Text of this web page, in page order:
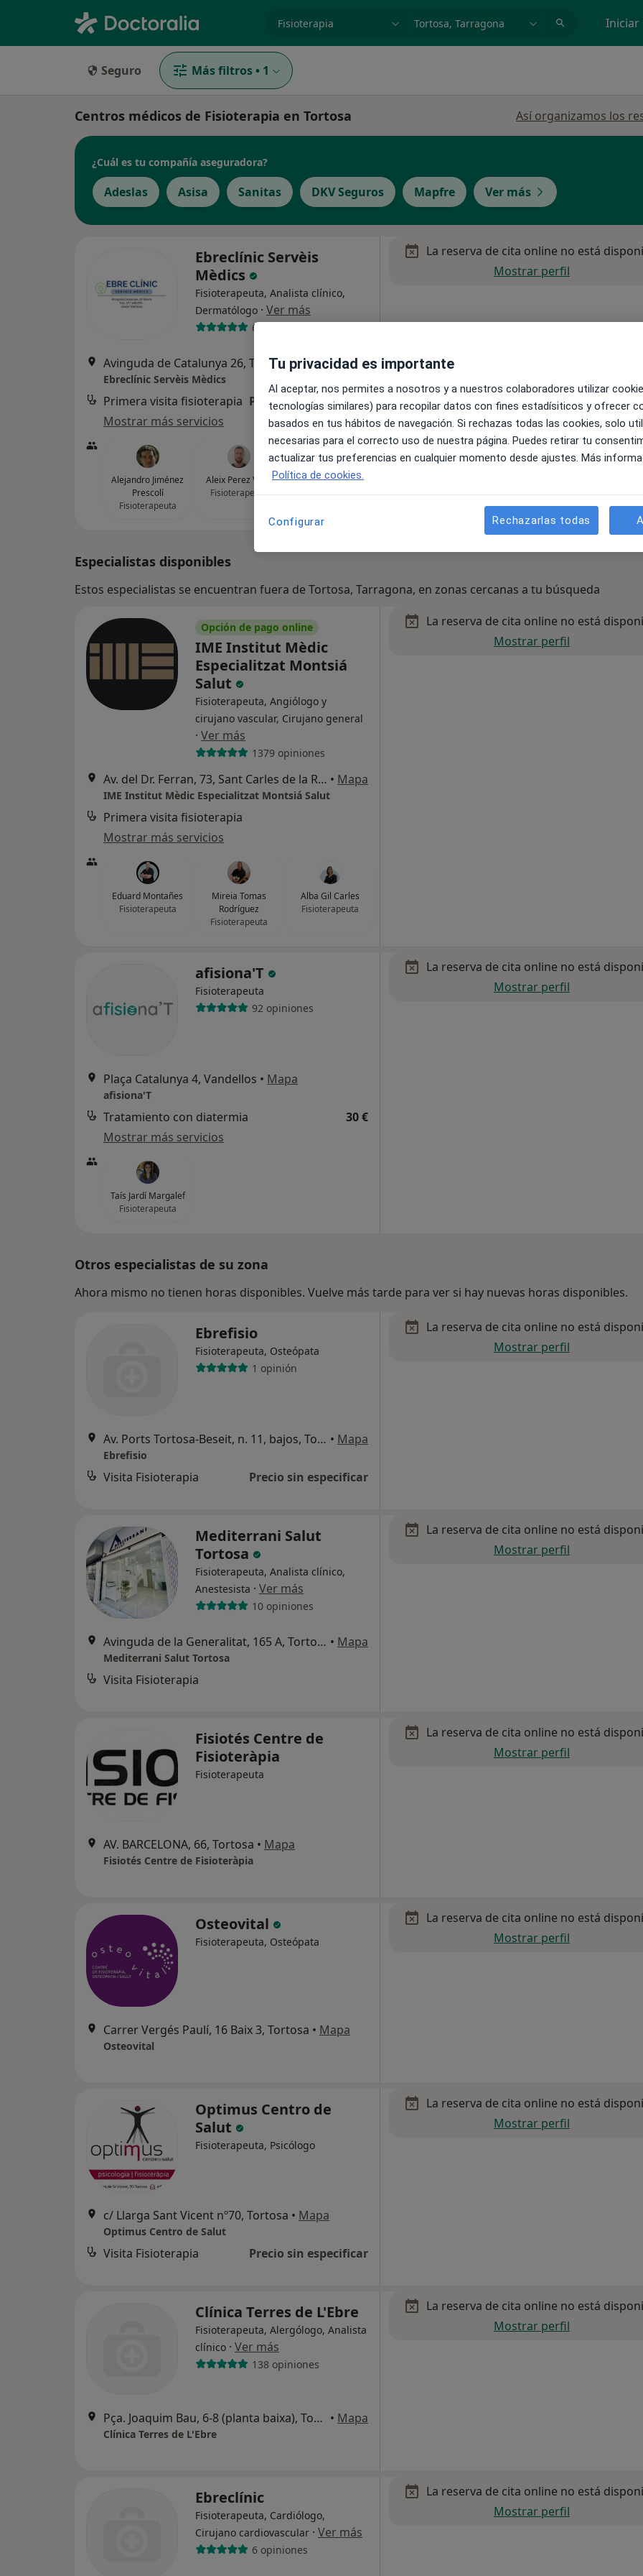
Iniciar
Seguro Más filtros • 1
Centros médicos de Fisioterapia en Tortosa Así organizamos los
¿Cuál es tu compañía aseguradora?
Adeslas Asisa Sanitas DKV Seguros Mapfre Ver más
Ebreclínic Servèis
Mèdics
Fisioterapeuta, Analista clínico,
Dermatólogo · Ver más
688 opiniones
Avinguda de Catalunya 26, Tortosa• Mapa
Ebreclínic Servèis Mèdics
Primera visita fisioterapia Precio sin especificar
Mostrar más servicios
Alejandro Jiménez
Prescolí
Fisioterapeuta
Aleix Perez Vidal
Fisioterapeuta
La reserva de cita online no está
Mostrar perfil
Especialistas disponibles
Estos especialistas se encuentran fuera de Tortosa, Tarragona, en zonas cercanas a tu búsqueda
Opción de pago online
IME Institut Mèdic
Especialitzat Montsiá
Salut
Fisioterapeuta, Angiólogo y
cirujano vascular, Cirujano general
· Ver más
1379 opiniones
Av. del Dr. Ferran, 73, Sant Carles de la Ràpita • Mapa
IME Institut Mèdic Especialitzat Montsiá Salut
Primera visita fisioterapia
Mostrar más servicios
Eduard Montañes
Fisioterapeuta
Mireia Tomas
Rodríguez
Fisioterapeuta
Alba Gil Carles
Fisioterapeuta
La reserva de cita online no está
Mostrar perfil
afisiona'T
Fisioterapeuta
92 opiniones
Plaça Catalunya 4, Vandellos • Mapa
afisiona'T
Tratamiento con diatermia
30 €
Mostrar más servicios
Taís Jardí Margalef
Fisioterapeuta
La reserva de cita online no está
Mostrar perfil
Otros especialistas de su zona
Ahora mismo no tienen horas disponibles. Vuelve más tarde para ver si hay nuevas horas disponibles.
Ebrefisio
Fisioterapeuta, Osteópata
1 opinión
Av. Ports Tortosa-Beseit, n. 11, bajos, Tortosa • Mapa
Ebrefisio
Visita Fisioterapia Precio sin especificar
La reserva de cita online no está
Mostrar perfil
Mediterrani Salut
Tortosa
Fisioterapeuta, Analista clínico,
Anestesista · Ver más
10 opiniones
Avinguda de la Generalitat, 165 A, Tortosa • Mapa
Mediterrani Salut Tortosa
Visita Fisioterapia
La reserva de cita online no está
Mostrar perfil
Fisiotés Centre de
Fisioteràpia
Fisioterapeuta
AV. BARCELONA, 66, Tortosa • Mapa
Fisiotés Centre de Fisioteràpia
La reserva de cita online no está
Mostrar perfil
Osteovital
Fisioterapeuta, Osteópata
Carrer Vergés Paulí, 16 Baix 3, Tortosa • Mapa
Osteovital
La reserva de cita online no está
Mostrar perfil
Optimus Centro de
Salut
Fisioterapeuta, Psicólogo
c/ Llarga Sant Vicent nº70, Tortosa • Mapa
Optimus Centro de Salut
Visita Fisioterapia Precio sin especificar
La reserva de cita online no está
Mostrar perfil
Clínica Terres de L'Ebre
Fisioterapeuta, Alergólogo, Analista
clínico · Ver más
138 opiniones
Pça. Joaquim Bau, 6-8 (planta baixa), Tortosa • Mapa
Clínica Terres de L'Ebre
La reserva de cita online no está
Mostrar perfil
Ebreclínic
Fisioterapeuta, Cardiólogo,
Cirujano cardiovascular · Ver más
6 opiniones
La reserva de cita online no está
Mostrar perfil
Tu privacidad es importante
Al aceptar, nos permites a nosotros y a nuestros colaboradores utilizar
tecnologías similares) para recopilar datos con fines estadísiticos y ofrecer
basados en tus hábitos de navegación. Si rechazas todas las cookies, solo
necesarias para el correcto uso de nuestra página. Puedes retirar tu
actualizar tus preferencias en cualquier momento desde ajustes. Más
Política de cookies.
Configurar Rechazarlas todas